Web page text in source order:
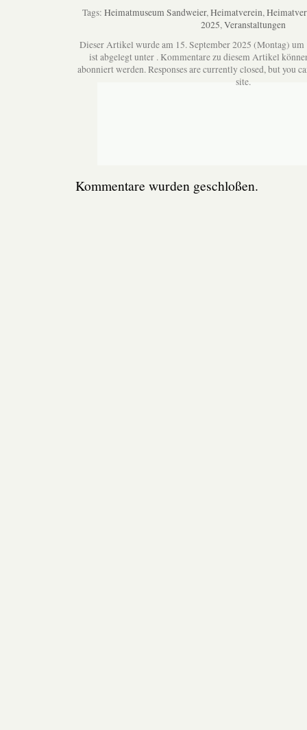
Tags: Heimatmuseum Sandweier,Heimatverein,
2025,Veranstaltungen
Dieser Artikel wurde am 15. September 2025 (Montag)
ist abgelegt unter . Kommentare zu diesem Artikel
abonniert werden. Responses are currently closed, but you
site.
Kommentare wurden geschloßen.